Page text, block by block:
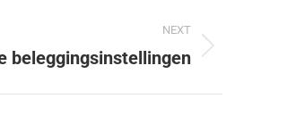
NEXT
beleggingsinstellingen